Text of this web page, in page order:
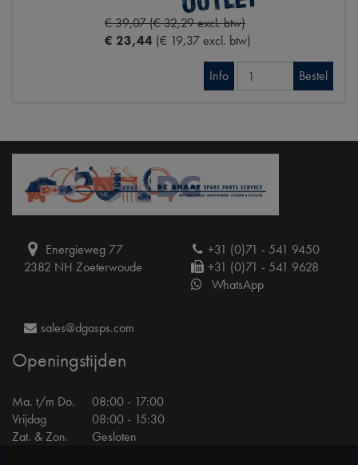
€ 39,07 (€ 32,29 excl. btw)
€ 23,44 (€ 19,37 excl. btw)
Info Bestel
Energieweg 77
2382 NH Zoeterwoude
+31 (0)71 - 541 9450
+31 (0)71 - 541 9628
WhatsApp
sales@dgasps.com
Openingstijden
Ma. t/m Do.
08:00 - 17:00
Vrijdag
08:00 - 15:30
Zat. & Zon.
Gesloten